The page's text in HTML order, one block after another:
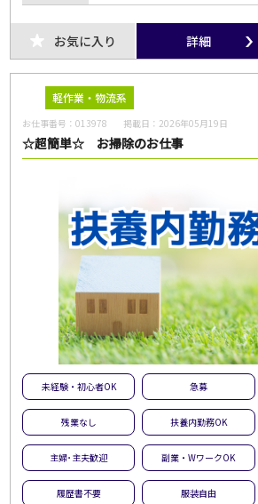
お気に入り 詳細
軽作業・物流系
お仕事番号：013978 掲載日： 2026年05月19日
☆超簡単☆ お掃除のお仕事
未経験・初心者OK 急募
残業なし 扶養内勤務OK
主婦･主夫歓迎 副業・WワークOK
履歴書不要 服装自由